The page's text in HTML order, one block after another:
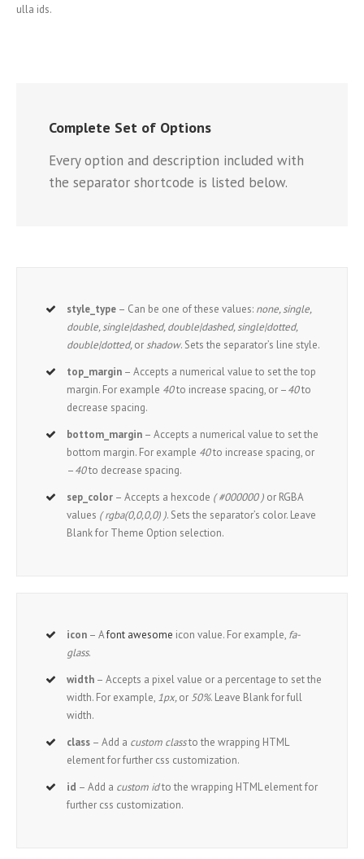
ulla ids.
Complete Set of Options
Every option and description included with
the separator shortcode is listed below.
style_type – Can be one of these values: none, single,
double, single|dashed, double|dashed, single|dotted,
double|dotted,orshadow. Sets the separator’s line style.
top_margin – Accepts a numerical value to set the top
margin. For example 40to increase spacing, or –40to
decrease spacing.
bottom_margin – Accepts a numerical value to set the
bottom margin. For example 40to increase spacing, or
–40to decrease spacing.
sep_color – Accepts a hexcode ( #000000 ) or RGBA
values ( rgba(0,0,0,0) ). Sets the separator’s color. Leave
Blank for Theme Option selection.
icon – Afont awesome icon value. For example, fa-
glass.
width – Accepts a pixel value or a percentage to set the
width. For example, 1px,or 50%. Leave Blank for full
width.
class – Add a custom classto the wrapping HTML
element for further css customization.
id – Add a custom idto the wrapping HTML element for
further css customization.